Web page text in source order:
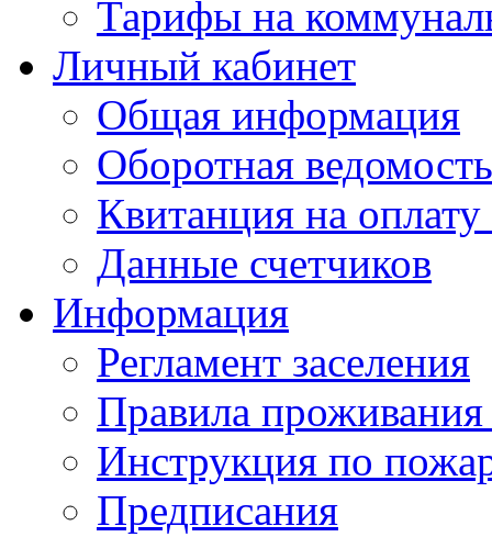
Тарифы на
Личный кабинет
Общая информация
Оборотная ведомость
Квитанция на
Данные счетчиков
Информация
Регламент заселения
Правила
Инструкция по
Предписания